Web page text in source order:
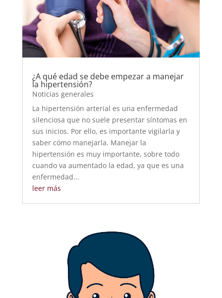
¿A qué edad se debe empezar a manejar
la hipertensión?
Noticias generales
La hipertensión arterial es una enfermedad
silenciosa que no suele presentar síntomas en
sus inicios. Por ello, es importante vigilarla y
saber cómo manejarla. Manejar la
hipertensión es muy importante, sobre todo
cuando va aumentado la edad, ya que es una
enfermedad...
leer más